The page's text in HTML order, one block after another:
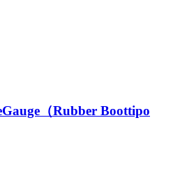
（Rubber Boottipo